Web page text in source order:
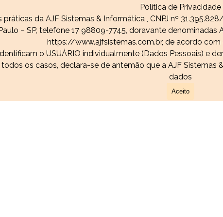
Política de Privacidade
da AJF Sistemas & Informática , CNPJ nº
– SP, telefone 17 98809-7745, doravante
https://www.ajfsistemas.com.br, de acordo com
o USUÁRIO individualmente (Dados Pessoais) e
os casos, declara-se de antemão que a AJF
dados
Aceito
Pular menu
Softwares ▼
Webdesinger ▼
Suporte ▼